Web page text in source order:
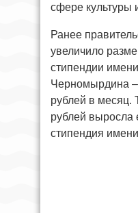
сфере культуры
Ранее
увеличило
стипендии
Черномырдина
рублей в месяц.
рублей выросла
стипендия